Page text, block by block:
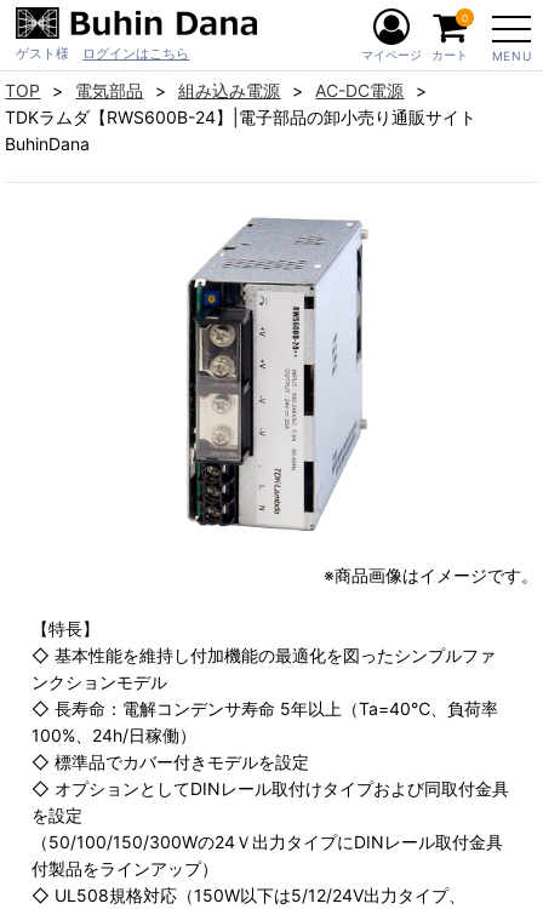
ゲスト様 ログインはこちら MENU
マイページ カート
0
TOP 電気部品 組み込み電源
AC-DC電源
TDKラムダ【RWS600B-24】|電子部品の卸小売り通販サイト
BuhinDana
※商品画像はイメージです。
【特長】
◇ 基本性能を維持し付加機能の最適化を図ったシンプルファ
ンクションモデル
◇ 長寿命：電解コンデンサ寿命 5年以上（Ta=40℃、負荷率
100%、24h/日稼働）
◇ 標準品でカバー付きモデルを設定
◇ オプションとしてDINレール取付けタイプおよび同取付金具
を設定
（50/100/150/300Wの24Ｖ出力タイプにDINレール取付金具
付製品をラインアップ）
◇ UL508規格対応（150W以下は5/12/24V出力タイプ、